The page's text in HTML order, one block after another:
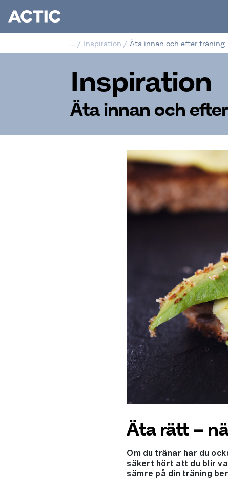
... / Inspiration / Äta innan och efter träning
Inspiration
Äta innan och
Äta rätt –
Om du tränar har du
säkert hört att du blir
sämre på din träning